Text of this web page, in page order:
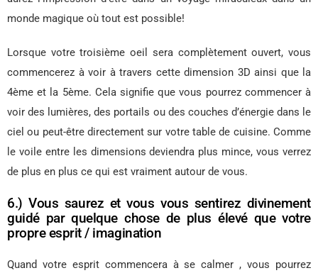
monde magique où tout est possible!
Lorsque votre troisième oeil sera complètement ouvert, vous
commencerez à voir à travers cette dimension 3D ainsi que la
4ème et la 5ème. Cela signifie que vous pourrez commencer à
voir des lumières, des portails ou des couches d’énergie dans le
ciel ou peut-être directement sur votre table de cuisine. Comme
le voile entre les dimensions deviendra plus mince, vous verrez
de plus en plus ce qui est vraiment autour de vous.
6.) Vous saurez et vous vous sentirez divinement
guidé par quelque chose de plus élevé que votre
propre esprit / imagination
Quand votre esprit commencera à se calmer , vous pourrez